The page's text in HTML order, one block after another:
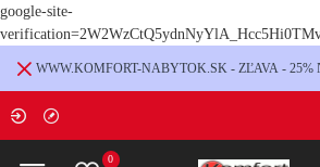
google-site-
WWW.KOMFORT-NABYTOK.SK - ZĽAVA -
0